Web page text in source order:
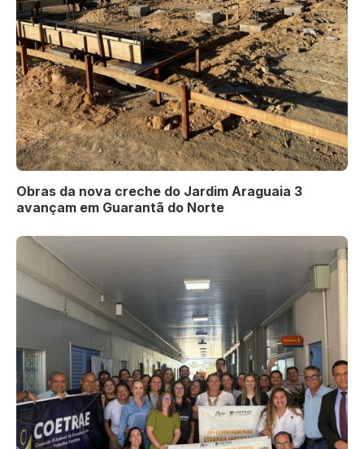
Obras da nova creche do Jardim Araguaia 3
avançam em Guarantã do Norte